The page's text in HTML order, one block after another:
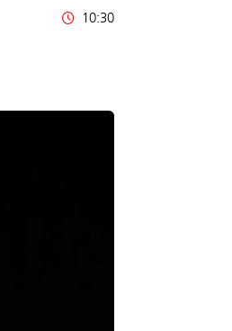
10:30